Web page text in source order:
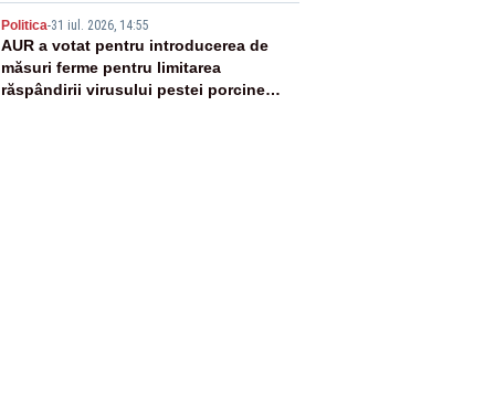
Politica-31 iul. 2026, 14:55
AUR a votat pentru introducerea de
măsuri ferme pentru limitarea
răspândirii virusului pestei porcine